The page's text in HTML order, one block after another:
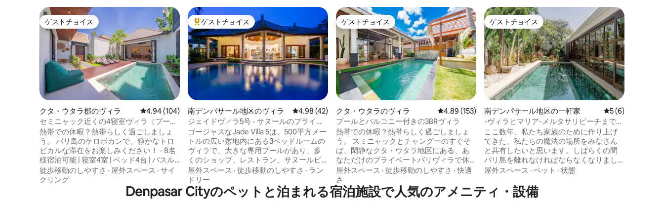
ゲストチョイス
ゲストチョイス
クタ・ウタラ郡のヴィラ レビュー104件、5つ星中4.94つ星の平均評価
4.94 (104)
セミニャック近くの4寝室ヴィラ（プール
付き）｜Baobab Villas
熱帯での休暇？熱帯らしく過ごしましょ
う。 バリ島のケロボカンで、静かなトロ
ピカルな滞在をお楽しみください！ - 8名
様宿泊可能 | 寝室4室 | ベッド4台 | バスル
ーム4.5室 -プライベート屋外プール＆熱
帯庭園 - 囲まれたエアコン付きリビングル
ーム - 高速Wi-Fiとスマートテレビ - キッチ
ン、ダイニングテーブル、セルフチェッ
徒歩移動のしやすさ · 屋外スペース · サイ
クリング
大好評のゲストチョイスです。
ゲストチョイス
南デンパサール地区のヴィラ レビュー42件、5つ星中4.98つ星の平均評価
4.98 (42)
ジェイドヴィラ5号 - サヌールのプライベ
ートヴィラ
ゴージャスなJade Villa 5は、500平方メー
トルの広い敷地内にある3ベッドルームの
ヴィラで、大きな専用プールがあり、多
くのショップ、レストラン、サヌールビ
ーチまで徒歩ですぐです。 24時間セキュ
リティのある8棟のヴィラのプライベート
コンプレックスに安全に囲まれていま
す。 この宿泊施設には、それぞれに専用
屋外スペース · 徒歩移動のしやすさ · ラン
ドリー
ゲストチョイス
ゲストチョイス
クタ・ウタラのヴィラ レビュー153件、5つ星中4.89つ星の平均評価
4.89 (153)
プールとバルコニー付きの3BRヴィラ
熱帯での休暇？熱帯らしく過ごしましょ
う。 スミニャックとチャングーのすぐそ
ば、閑静なクタ・ウタラ地区にある、あ
なただけのプライベートバリヴィラで休
暇をお過ごしください。 - 6名様宿泊可能 |
3寝室 | 3ベッド | 3バスルーム - 専用屋外プ
ールとお庭、屋外用リクライニングベッ
ドと屋外ダイニング - 設備の整った屋外キ
屋外スペース · 徒歩移動のしやすさ ·快適
さ
ゲストチョイス
ゲストチョイス
南デンパサール地区の一軒家 レビュー6件、5
5 (6)
-ヴィラヒマリア-メルタサリビーチまで5
分-無料シャトル-
ここ数年、私たち家族のために作り上げ
てきた、私たちの魔法の場所をみなさん
と共有したいと思います。しばらくの間
バリ島を離れなければならなくなりまし
たが、本物の島の芸術的なライフスタイ
ーターや車で5分でサヌールの最も素敵な
ビーチに行くことができます。毎日のハ
屋外スペース · ペット · 状態
Denpasar Cityのペットと泊まれる宿泊施設で人気のアメニティ・設備